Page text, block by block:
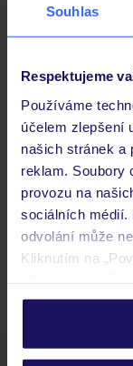
Souhlas
Respektujeme
Používáme
účelem zlepšení
našich stránek a
reklam. Soubory
provozu na
sociálních médií.
odvolání může
Kliknutím na
personalizovat v
Podrobné
Často
Jaké doklady
Budeme
Kam jít po
Stáhněte si